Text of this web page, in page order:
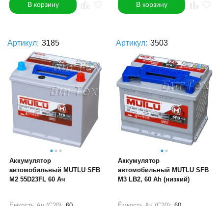
В корзину В корзину
Артикул: 3185
Аккумулятор
автомобильный MUTLU SFB
M2 55D23FL 60 Ач
Артикул: 3503
Аккумулятор
автомобильный MUTLU SFB
M3 LB2, 60 Ah (низкий)